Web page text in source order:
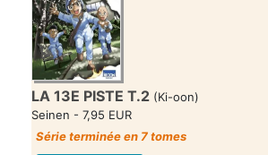
LA 13E PISTE T.2 (Ki-oon)
Seinen - 7,95 EUR
Série terminée en 7 tomes